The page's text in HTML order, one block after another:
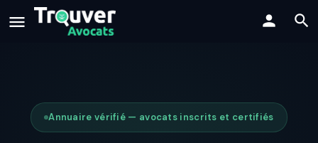
Annuaire vérifié — avocats inscrits et certifiés